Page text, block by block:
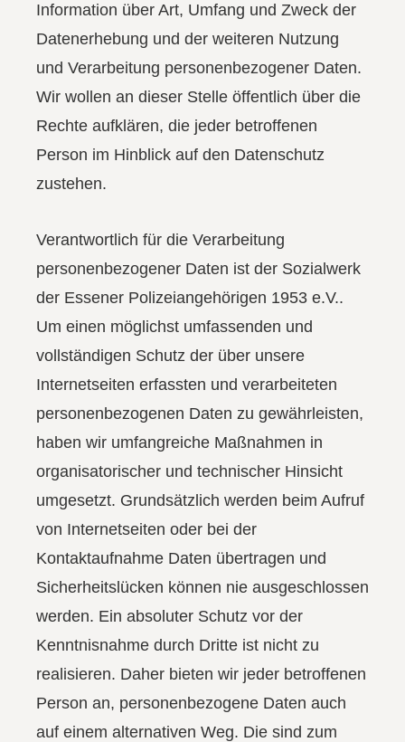
Information über Art, Umfang und Zweck der
Datenerhebung und der weiteren Nutzung
und Verarbeitung personenbezogener Daten.
Wir wollen an dieser Stelle öffentlich über die
Rechte aufklären, die jeder betroffenen
Person im Hinblick auf den Datenschutz
zustehen.
Verantwortlich für die Verarbeitung
personenbezogener Daten ist der Sozialwerk
der Essener Polizeiangehörigen 1953 e.V..
Um einen möglichst umfassenden und
vollständigen Schutz der über unsere
Internetseiten erfassten und verarbeiteten
personenbezogenen Daten zu gewährleisten,
haben wir umfangreiche Maßnahmen in
organisatorischer und technischer Hinsicht
umgesetzt. Grundsätzlich werden beim Aufruf
von Internetseiten oder bei der
Kontaktaufnahme Daten übertragen und
Sicherheitslücken können nie ausgeschlossen
werden. Ein absoluter Schutz vor der
Kenntnisnahme durch Dritte ist nicht zu
realisieren. Daher bieten wir jeder betroffenen
Person an, personenbezogene Daten auch
auf einem alternativen Weg. Die sind zum